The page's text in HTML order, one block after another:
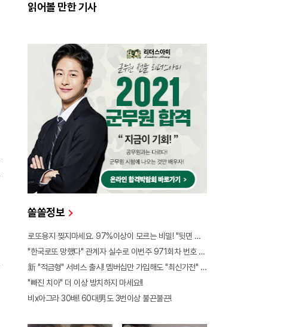
읽어볼 만한 기사
쏠쏠정보
로또용지 찢지마세요. 97%이상이 모르는 비밀! "뒷면 비추면 번호 보인다!?"
"한국로또 망했다" 관계자 실수로 이번주 971회차 번호 6자리 공개!? 꼭 확인해라!
新 "적금형" 서비스 출시! 멤버십만 가입해도 "최신가전" 선착순 100% 무료 경품지원!!
"빠진 치아" 더 이상 방치하지 마세요!!
비x아그라 30배! 60대男도 3번이상 불끈불끈!